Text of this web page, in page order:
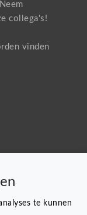
collega's!
vinden
te kunnen